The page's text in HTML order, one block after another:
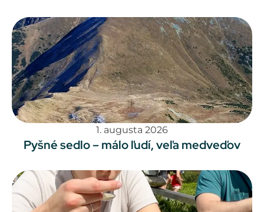
1. augusta 2026
Pyšné sedlo – málo ľudí, veľa medveďov